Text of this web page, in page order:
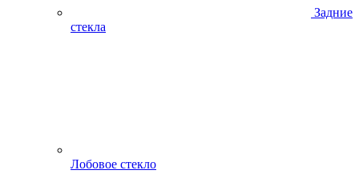
Задние
стекла
Лобовое стекло